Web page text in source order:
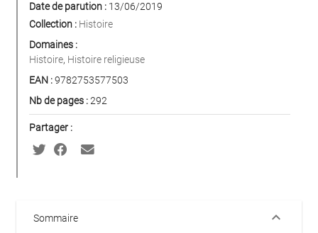
Date de parution : 13/06/2019
Collection : Histoire
Domaines :
Histoire, Histoire religieuse
EAN :9782753577503
Nb de pages :292
Partager :
Sommaire keyboard_arrow_down